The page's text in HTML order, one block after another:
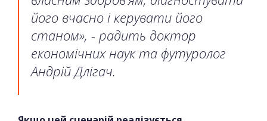
його вчасно і керувати його
станом», - радить доктор
економічних наук та футуролог
Андрій Длігач.